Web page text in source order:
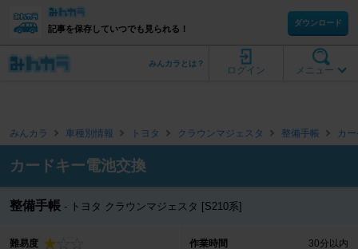
記事を保存していつでも見られる！
ダウンロード
メニュー
ログイン
みんカラとは？
みんカラ 車種別情報 トヨタ クラウンマジェスタ 整備手帳 カ
カードキー電池交換
整備手帳 トヨタ クラウンマジェスタ [S210系]
難易度 作業時間 30分以内